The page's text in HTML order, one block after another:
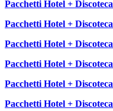
Pacchetti Hotel +
Pacchetti Hotel +
Pacchetti Hotel +
Pacchetti Hotel +
Pacchetti Hotel +
Pacchetti Hotel +